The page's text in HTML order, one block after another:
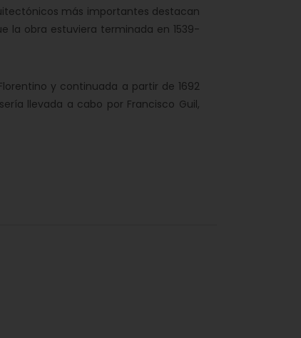
más importantes destacan
la obra estuviera terminada en 1539-
y continuada a partir de 1692
llevada a cabo por Francisco Guil,